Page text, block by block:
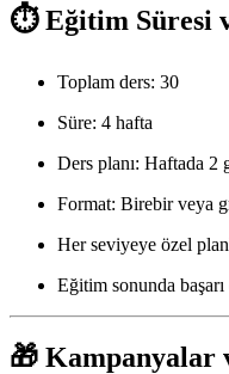
⏱️ Eğitim Süresi
Toplam ders: 30
Süre: 4 hafta
Ders planı: Haftada 2
Format: Birebir veya
Her seviyeye özel
Eğitim sonunda
🎁 Kampanyalar